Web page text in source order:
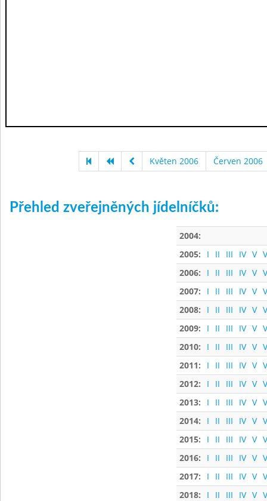
Květen 2006 Červen 2006
Přehled zveřejněných jídelníčků:
2004:
2005:
I II III IV V
2006:
I II III IV V
2007:
I II III IV V
2008:
I II III IV V
2009:
I II III IV V
2010:
I II III IV V
2011:
I II III IV V
2012:
I II III IV V
2013:
I II III IV V
2014:
I II III IV V
2015:
I II III IV V
2016:
I II III IV V
2017:
I II III IV V
2018:
I II III IV V